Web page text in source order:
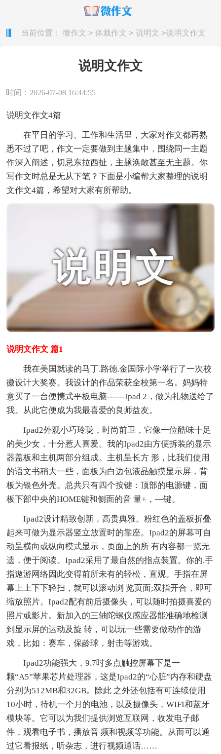
当前位置： 微作文 > 体裁作文 > 说明文 >说明文作文
说明文作文
时间：2026-07-08 16:44:55
说明文作文4篇
在平日的学习、工作和生活里，大家对作文都再熟
悉不过了吧，作文一定要做到主题集中，围绕同一主题
作深入阐述，切忌东拉西扯，主题涣散甚至无主题。你
写作文时总是无从下笔？下面是小编帮大家整理的说明
文作文4篇，希望对大家有所帮助。
说明文作文 篇1
我在美国就读的马丁.路德.金国际小学举行了一次校
徽设计大奖赛。我设计的作品荣获全校第一名。妈妈特
意买了一台便携式平板电脑------Ipad 2，做为礼物送给了
我。从此它便成为我最喜爱的良师益友。
Ipad2外观小巧玲珑，时尚前卫，它像一位酷味十足
的美少女，十分惹人喜爱。我的Ipad2由方便拆装的显示
器盖板和主机两部分组成。主机呈长方 形，比我们使用
的语文书稍大一些，面板为白边包液晶触摸显示屏，背
板为银色外壳。总共只有四个按键：顶部的电源键，面
板下部中央的HOME键和侧面的音 量+，—键。
Ipad2设计精致创新，高贵典雅。粉红色的盖板折叠
起来可做为显示器竖立放置时的靠座。Ipad2的屏幕可自
动呈横向或纵向模式显示，页面上的所 有内容都一览无
遗，便于阅读。Ipad2采用了最自然的指点装置。你的.手
指遨游网络因此变得前所未有的轻松，直观。手指在屏
幕上上下下轻扫，就可以滚动浏 览页面;双指开合，即可
缩放照片。Ipad2配有前后摄像头，可以随时拍摄喜爱的
照片或影片。新加入的三轴陀螺仪感应器能准确地检测
到显示屏的运动及旋 转，可以玩一些需要做动作的游
戏，比如：赛车，保龄球，射击等游戏。
Ipad2功能强大，9.7吋多点触控屏幕下是一
颗“A5”苹果芯片处理器，这是Ipad2的“心脏”内存和硬盘
分别为512MB和32GB。除此 之外还包括有可连续使用
10小时，待机一个月的电池，以及摄像头，WIFI和蓝牙
模块等。它可以为我们提供浏览互联网，收发电子邮
件，观看电子书，播放音 频和视频等功能。从而可以通
过它看报纸，听杂志，进行视频通话……